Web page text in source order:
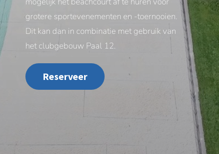
grotere sportevenementen en -toernooien.
Dit kan dan in combinatie met gebruik van
het clubgebouw Paal 12.
Reserveer